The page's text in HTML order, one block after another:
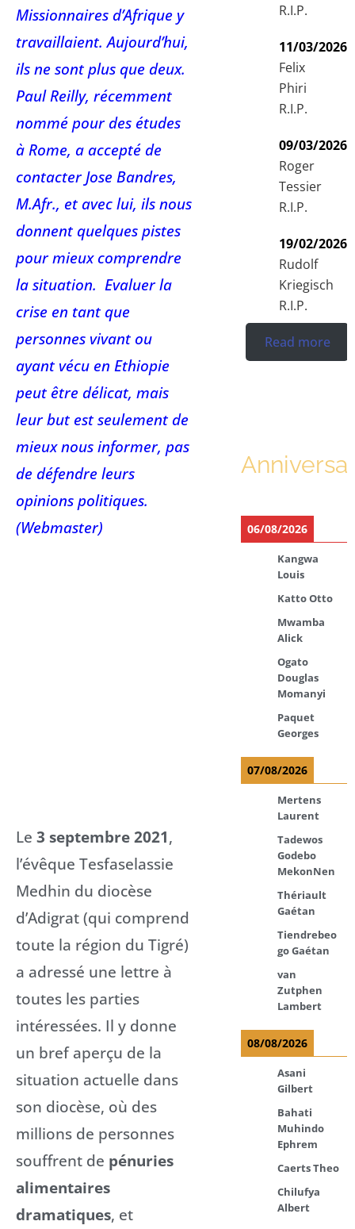
Missionnaires d’Afrique y
travaillaient. Aujourd’hui,
ils ne sont plus que deux.
Paul Reilly, récemment
nommé pour des études
à Rome, a accepté de
contacter Jose Bandres,
M.Afr., et avec lui, ils nous
donnent quelques pistes
pour mieux comprendre
la situation. Evaluer la
crise en tant que
personnes vivant ou
ayant vécu en Ethiopie
peut être délicat, mais
leur but est seulement de
mieux nous informer, pas
de défendre leurs
opinions politiques.
(Webmaster)
Le 3 septembre 2021,
l’évêque Tesfaselassie
Medhin du diocèse
d’Adigrat (qui comprend
toute la région du Tigré)
a adressé une lettre à
toutes les parties
intéressées. Il y donne
un bref aperçu de la
situation actuelle dans
son diocèse, où des
millions de personnes
souffrent de pénuries
alimentaires
dramatiques, et
R.I.P.
11/03/2026
Felix
Phiri
R.I.P.
09/03/2026
Roger
Tessier
R.I.P.
19/02/2026
Rudolf
Kriegisch
R.I.P.
Read more
06/08/2026
Kangwa
Louis
Katto Otto
Mwamba
Alick
Ogato
Douglas
Momanyi
Paquet
Georges
07/08/2026
Mertens
Laurent
Tadewos
Godebo
MekonNen
Thériault
Gaétan
Tiendrebeo
go Gaétan
van
Zutphen
Lambert
08/08/2026
Asani
Gilbert
Bahati
Muhindo
Ephrem
Caerts Theo
Chilufya
Albert